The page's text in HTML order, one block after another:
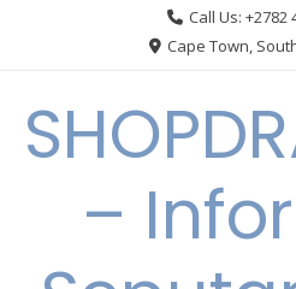
Call Us: +2782
Cape Town,
–